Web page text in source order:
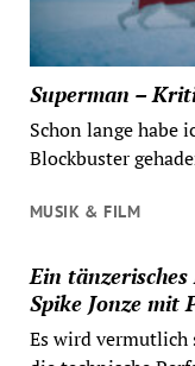
Superman –
Schon lange habe
Blockbuster
MUSIK & FILM
Ein
Spike Jonze mit
Es wird vermutlich